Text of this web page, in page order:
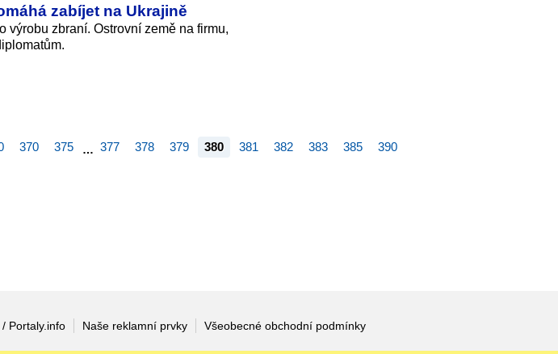
zabíjet na Ukrajině
výrobu zbraní. Ostrovní země na firmu,
370 375 … 377 378 379 380 381 382 383 385 390
Portaly.info Naše reklamní prvky Všeobecné obchodní podmínky